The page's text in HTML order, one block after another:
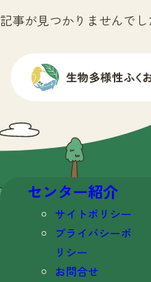
記事が見つかりませんでし
センター紹介
サイトポリシー
プライバシーポ
リシー
お問合せ